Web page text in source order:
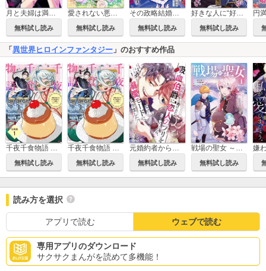
月と夫婦は満ちれば欠ける
無料試し読み
愛されない悪役令嬢に転生したので開き直って役に徹したら、何故だか溺愛が始まりました。 分冊版
無料試し読み
その政略結婚、謹んでお受け致します。 ～二度目の人生では絶対に～
無料試し読み
好きな人に“好きな人”が出来たらしい
無料試し読み
「 異世界ヒロインファンタジー 」のおすすめ作品
千夜千食物語 ～敗国の姫ですが氷の皇子殿下がどうも溺愛してくれています～ 分冊版
無料試し読み
千夜千食物語 ～敗国の姫ですが氷の皇子殿下がどうも溺愛してくれています～
無料試し読み
元婚約者から逃げるため吸血伯爵に恋人のフリをお願いしたら、なぜか溺愛モードになりました
無料試し読み
戦場の聖女 ～妹の代わりに公爵騎士に嫁ぐことになりましたが、今は幸せです～
無料試し読み
読み方を選択
アプリで読む ウェブで読む
専用アプリのダウンロード
サクサクまんがを読めて多機能！